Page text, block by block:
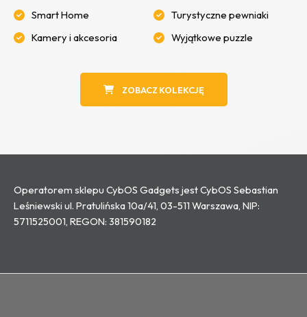
Smart Home
Kamery i akcesoria
Turystyczne pewniaki
Wyjątkowe puzzle
ZOBACZ KOLEKCJĘ
Operatorem sklepu CybOS Gadgets jest CybOS Sebastian
Leśniewski ul. Pratulińska 10a/41, 03-511 Warszawa, NIP:
5711525001, REGON: 381590182